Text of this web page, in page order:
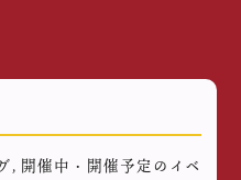
, 開催中・開催予定のイベ